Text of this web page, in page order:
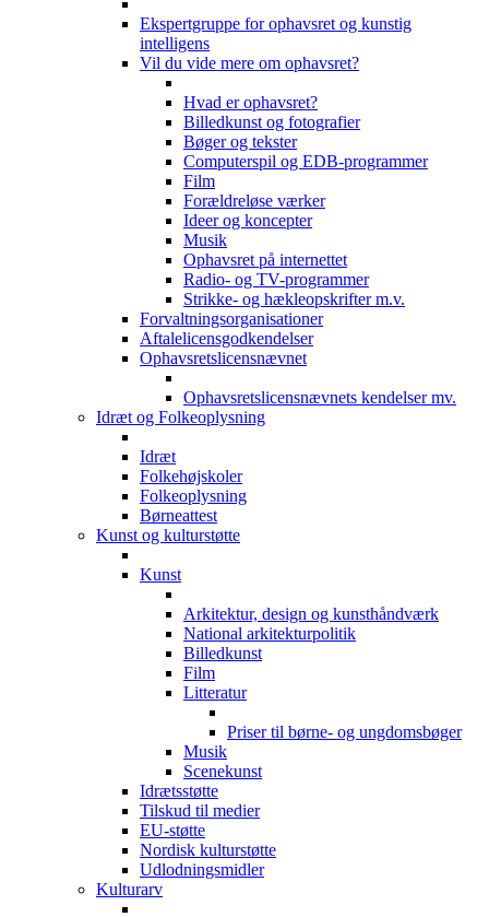
Ekspertgruppe for ophavsret og kunstig
intelligens
Vil du vide mere om ophavsret?
Hvad er ophavsret?
Billedkunst og fotografier
Bøger og tekster
Computerspil og EDB-programmer
Film
Forældreløse værker
Ideer og koncepter
Musik
Ophavsret på internettet
Radio- og TV-programmer
Strikke- og hækleopskrifter m.v.
Forvaltningsorganisationer
Aftalelicensgodkendelser
Ophavsretslicensnævnet
Ophavsretslicensnævnets kendelser mv.
Idræt og Folkeoplysning
Idræt
Folkehøjskoler
Folkeoplysning
Børneattest
Kunst og kulturstøtte
Kunst
Arkitektur, design og kunsthåndværk
National arkitekturpolitik
Billedkunst
Film
Litteratur
Priser til børne- og ungdomsbøger
Musik
Scenekunst
Idrætsstøtte
Tilskud til medier
EU-støtte
Nordisk kulturstøtte
Udlodningsmidler
Kulturarv